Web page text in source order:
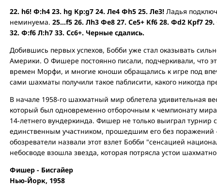
22. h6! Ф:h4 23. hg Кр:g7 24. Лe4 Фh5 25. Лe3! Ладья
неминуема. 25…f5 26. Лh3 Фe8 27. Сe5+ Кf6 28. Фd2 Крf7
32. Ф:f6 Л:h7 33. Сc6+. Черные сдались.
Добившись первых успехов, Бобби уже стал оказывать
Америки. О Фишере постоянно писали, подчеркивали, что
времен Морфи, и многие юноши обращались к игре под
сами шахматы получили такое паблисити, какого никогда
В начале 1958-го шахматный мир облетела удивительная
который был одновременно отборочным к чемпионату
14-летнего вундеркинда. Фишер не только выиграл турнир
единственным участником, прошедшим его без поражений
обозреватели назвали этот взлет Бобби "сенсацией
небосводе взошла звезда, которая потрясла устои
Фишер - Бисгайер
Нью-Йорк, 1958